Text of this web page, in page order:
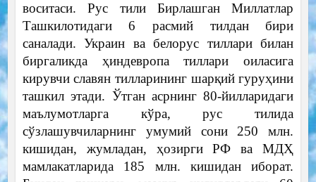
воситаси. Рус тили Бирлашган Миллатлар
Ташкилотидаги 6 расмий тилдан бири
саналади. Украин ва белорус тиллари билан
биргаликда ҳиндевропа тиллари оиласига
кирувчи славян тилларининг шарқий гуруҳини
ташкил этади. Ўтган асрнинг 80-йилларидаги
маълумотларга кўра, рус тилида
сўзлашувчиларнинг умумий сони 250 млн.
кишидан, жумладан, ҳозирги РФ ва МДҲ
мамлакатларида 185 млн. кишидан иборат.